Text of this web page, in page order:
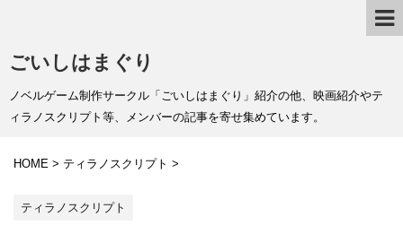
ごいしはまぐり
ノベルゲーム制作サークル「ごいしはまぐり」紹介の他、映画紹介やテ
ィラノスクリプト等、メンバーの記事を寄せ集めています。
HOME > ティラノスクリプト >
ティラノスクリプト